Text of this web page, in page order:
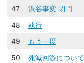
47
渋谷事変 閉門
48
執行
49
もう一度
50
死滅回游について